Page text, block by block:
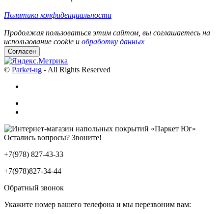
Политика конфиденциальности
Продолжая пользоваться этим сайтом, вы соглашаетесь на
использование cookie и обработку данных
Согласен
© Parket-ug - All Rights Reserved
Остались вопросы? Звоните!
+7(978) 827-43-33
+7(978)827-34-44
Обратный звонок
Укажите номер вашего телефона и мы перезвоним вам: